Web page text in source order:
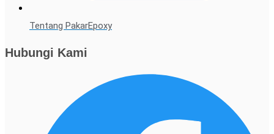
Tentang PakarEpoxy
Hubungi Kami